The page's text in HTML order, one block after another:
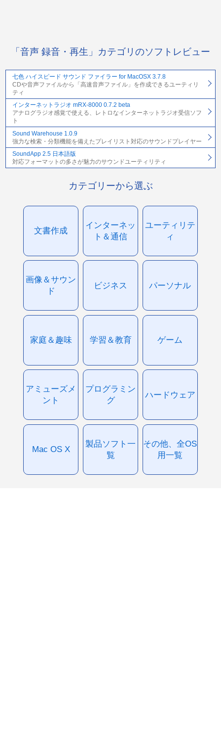
「音声 録音・再生」カテゴリのソフトレビュー
七色 ハイスピード サウンド ファイラー for MacOSX 3.7.8
CDや音声ファイルから「高速音声ファイル」を作成できるユーティリ
ティ
インターネットラジオ mRX-8000 0.7.2 beta
アナログラジオ感覚で使える、レトロなインターネットラジオ受信ソフ
ト
Sound Warehouse 1.0.9
強力な検索・分類機能を備えたプレイリスト対応のサウンドプレイヤー
SoundApp 2.5 日本語版
対応フォーマットの多さが魅力のサウンドユーティリティ
カテゴリーから選ぶ
文書作成
インターネッ
ト＆通信
ユーティリテ
ィ
画像＆サウン
ド
ビジネス パーソナル
家庭＆趣味 学習＆教育 ゲーム
アミューズメ
ント
プログラミン
グ
ハードウェア
Mac OS X
製品ソフト一
覧
その他、全OS
用一覧